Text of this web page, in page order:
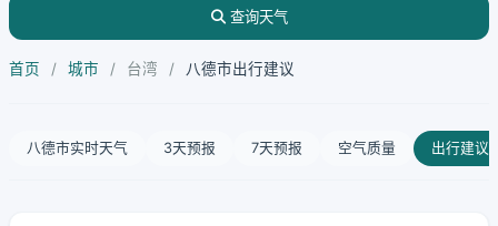
查询天气
首页 / 城市 / 台湾 / 八德市出行建议
八德市实时天气 3天预报 7天预报 空气质量 出行建议